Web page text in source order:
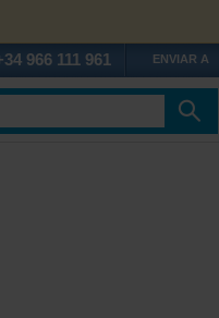
966 111 961 ENVIAR A